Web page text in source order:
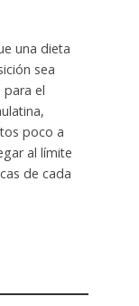
una dieta
sea
para el
poco a
al límite
de cada